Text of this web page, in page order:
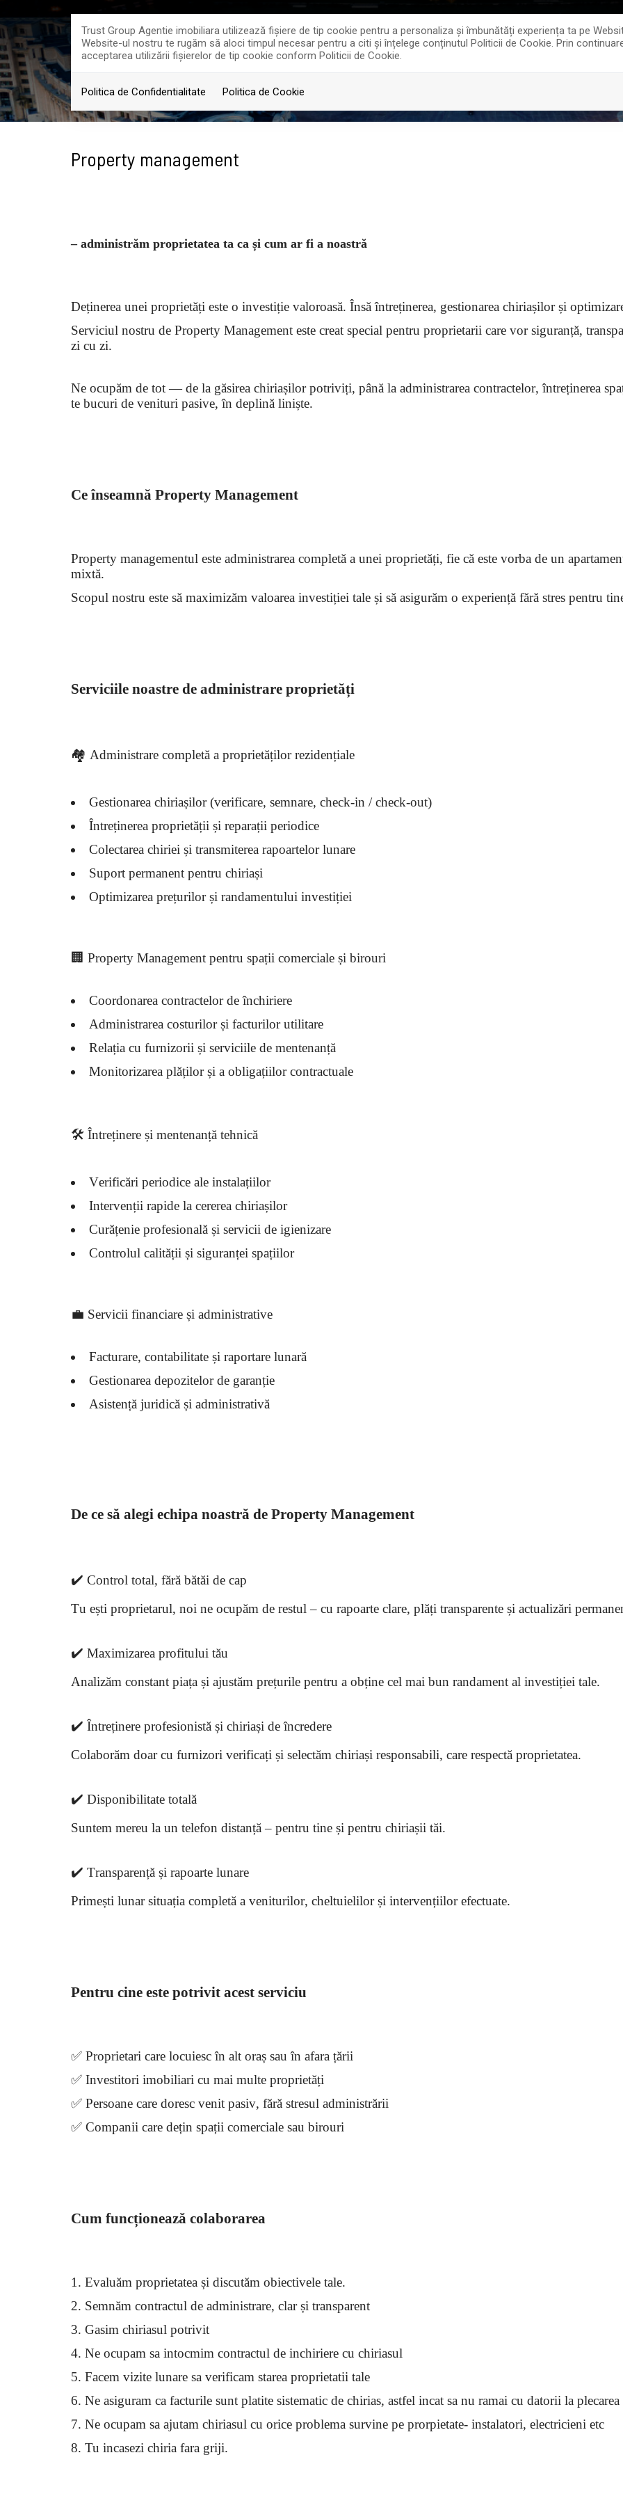
Trust Group Agentie imobiliara utilizează fişiere de tip cookie pentru a personaliza și îmbunătăți experiența ta pe
Website-ul nostru te rugăm să aloci timpul necesar pentru a citi și înțelege conținutul Politicii de Cookie. Prin
acceptarea utilizării fişierelor de tip cookie conform Politicii de Cookie.
Politica de Confidentialitate Politica de Cookie
PROPRIETATI PROIECTE REZIDENTIALE
Property management
– administrăm proprietatea ta ca și cum ar fi a noastră
Deținerea unei proprietăți este o investiție valoroasă. Însă întreținerea, gestionarea chiriașilor și
Serviciul nostru de Property Management este creat special pentru proprietarii care vor siguranță,
zi cu zi.
Ne ocupăm de tot — de la găsirea chiriașilor potriviți, până la administrarea contractelor, întreținerea
te bucuri de venituri pasive, în deplină liniște.
Ce înseamnă Property Management
Property managementul este administrarea completă a unei proprietăți, fie că este vorba de un
mixtă.
Scopul nostru este să maximizăm valoarea investiției tale și să asigurăm o experiență fără stres pentru
Serviciile noastre de administrare proprietăți
🏘️ Administrare completă a proprietăților rezidențiale
Gestionarea chiriașilor (verificare, semnare, check-in / check-out)
Întreținerea proprietății și reparații periodice
Colectarea chiriei și transmiterea rapoartelor lunare
Suport permanent pentru chiriași
Optimizarea prețurilor și randamentului investiției
🏢 Property Management pentru spații comerciale și birouri
Coordonarea contractelor de închiriere
Administrarea costurilor și facturilor utilitare
Relația cu furnizorii și serviciile de mentenanță
Monitorizarea plăților și a obligațiilor contractuale
🛠️ Întreținere și mentenanță tehnică
Verificări periodice ale instalațiilor
Intervenții rapide la cererea chiriașilor
Curățenie profesională și servicii de igienizare
Controlul calității și siguranței spațiilor
💼 Servicii financiare și administrative
Facturare, contabilitate și raportare lunară
Gestionarea depozitelor de garanție
Asistență juridică și administrativă
De ce să alegi echipa noastră de Property Management
✔️ Control total, fără bătăi de cap
Tu ești proprietarul, noi ne ocupăm de restul – cu rapoarte clare, plăți transparente și actualizări
✔️ Maximizarea profitului tău
Analizăm constant piața și ajustăm prețurile pentru a obține cel mai bun randament al investiției tale.
✔️ Întreținere profesionistă și chiriași de încredere
Colaborăm doar cu furnizori verificați și selectăm chiriași responsabili, care respectă proprietatea.
✔️ Disponibilitate totală
Suntem mereu la un telefon distanță – pentru tine și pentru chiriașii tăi.
✔️ Transparență și rapoarte lunare
Primești lunar situația completă a veniturilor, cheltuielilor și intervențiilor efectuate.
Pentru cine este potrivit acest serviciu
✅ Proprietari care locuiesc în alt oraș sau în afara țării
✅ Investitori imobiliari cu mai multe proprietăți
✅ Persoane care doresc venit pasiv, fără stresul administrării
✅ Companii care dețin spații comerciale sau birouri
Cum funcționează colaborarea
Evaluăm proprietatea și discutăm obiectivele tale.
Semnăm contractul de administrare, clar și transparent
Gasim chiriasul potrivit
Ne ocupam sa intocmim contractul de inchiriere cu chiriasul
Facem vizite lunare sa verificam starea proprietatii tale
Ne asiguram ca facturile sunt platite sistematic de chirias, astfel incat sa nu ramai cu datorii la
Ne ocupam sa ajutam chiriasul cu orice problema survine pe prorpietate- instalatori, electricieni etc
Tu incasezi chiria fara griji.